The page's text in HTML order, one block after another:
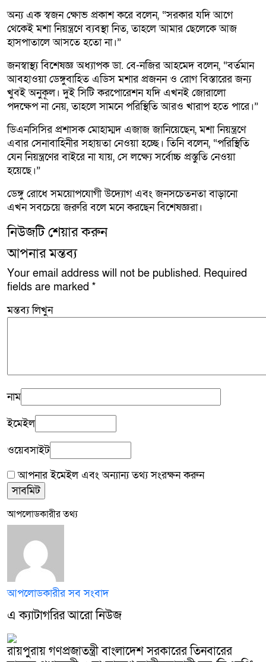
অন্য এক স্বজন ক্ষোভ প্রকাশ করে বলেন, “সরকার যদি আগে
থেকেই মশা নিয়ন্ত্রণে ব্যবস্থা নিত, তাহলে আমার ছেলেকে আজ
হাসপাতালে আসতে হতো না।”
জনস্বাস্থ্য বিশেষজ্ঞ অধ্যাপক ডা. বে-নজির আহমেদ বলেন, “বর্তমান
আবহাওয়া ডেঙ্গুবাহিত এডিস মশার প্রজনন ও রোগ বিস্তারের জন্য
খুবই অনুকূল। দুই সিটি করপোরেশন যদি এখনই জোরালো
পদক্ষেপ না নেয়, তাহলে সামনে পরিস্থিতি আরও খারাপ হতে পারে।”
ডিএনসিসির প্রশাসক মোহাম্মদ এজাজ জানিয়েছেন, মশা নিয়ন্ত্রণে
এবার সেনাবাহিনীর সহায়তা নেওয়া হচ্ছে। তিনি বলেন, “পরিস্থিতি
যেন নিয়ন্ত্রণের বাইরে না যায়, সে লক্ষ্যে সর্বোচ্চ প্রস্তুতি নেওয়া
হয়েছে।”
ডেঙ্গু রোধে সময়োপযোগী উদ্যোগ এবং জনসচেতনতা বাড়ানো
এখন সবচেয়ে জরুরি বলে মনে করছেন বিশেষজ্ঞরা।
নিউজটি শেয়ার করুন
আপনার মন্তব্য
Your email address will not be published. Required
fields are marked *
মন্তব্য লিখুন
নাম
ইমেইল
ওয়েবসাইট
আপনার ইমেইল এবং অন্যান্য তথ্য সংরক্ষন করুন
আপলোডকারীর তথ্য
আপলোডকারীর সব সংবাদ
এ ক্যাটাগরির আরো নিউজ
রায়পুরায় গণপ্রজাতন্ত্রী বাংলাদেশ সরকারের তিনবারের